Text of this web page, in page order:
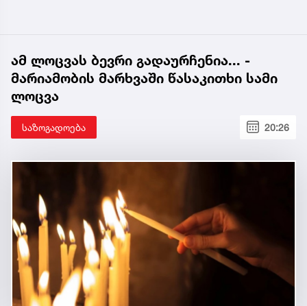
ამ ლოცვას ბევრი გადაურჩენია... -
მარიამობის მარხვაში წასაკითხი სამი
ლოცვა
საზოგადოება 20:26